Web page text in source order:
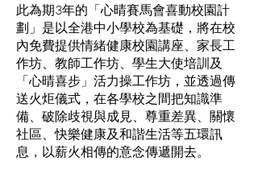
此為期3年的「心晴賽馬會喜動校園計
劃」是以全港中小學校為基礎，將在校
內免費提供情緒健康校園講座、家長工
作坊、教師工作坊、學生大使培訓及
「心晴喜步」活力操工作坊，並透過傳
送火炬儀式，在各學校之間把知識準
備、破除歧視與成見、尊重差異、關懷
社區、快樂健康及和諧生活等五環訊
息，以薪火相傳的意念傳遞開去。